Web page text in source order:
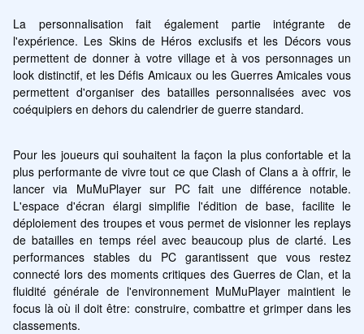
La personnalisation fait également partie intégrante de
l'expérience. Les Skins de Héros exclusifs et les Décors vous
permettent de donner à votre village et à vos personnages un
look distinctif, et les Défis Amicaux ou les Guerres Amicales vous
permettent d'organiser des batailles personnalisées avec vos
coéquipiers en dehors du calendrier de guerre standard.
Pour les joueurs qui souhaitent la façon la plus confortable et la
plus performante de vivre tout ce que Clash of Clans a à offrir, le
lancer via MuMuPlayer sur PC fait une différence notable.
L'espace d'écran élargi simplifie l'édition de base, facilite le
déploiement des troupes et vous permet de visionner les replays
de batailles en temps réel avec beaucoup plus de clarté. Les
performances stables du PC garantissent que vous restez
connecté lors des moments critiques des Guerres de Clan, et la
fluidité générale de l'environnement MuMuPlayer maintient le
focus là où il doit être: construire, combattre et grimper dans les
classements.